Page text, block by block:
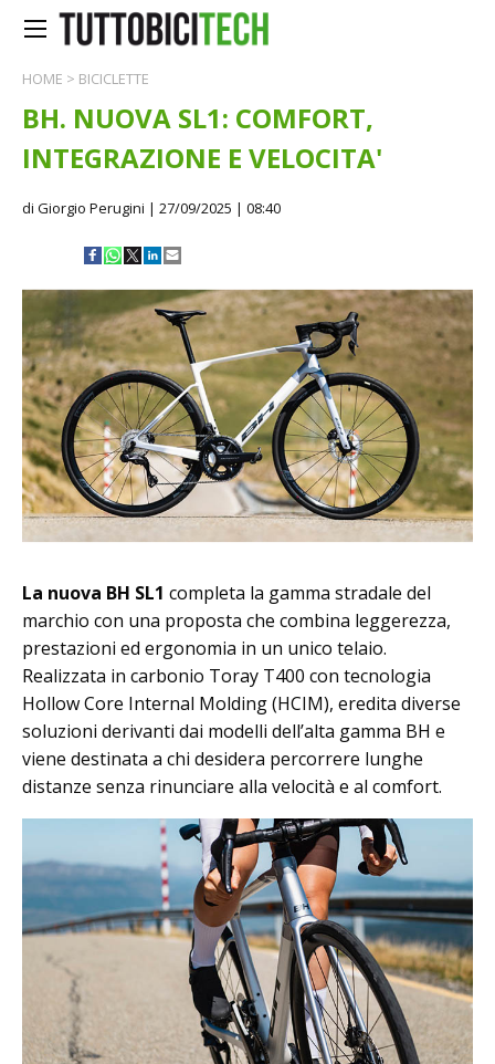
HOME > BICICLETTE
BH. NUOVA SL1: COMFORT,
INTEGRAZIONE E VELOCITA'
di Giorgio Perugini | 27/09/2025 | 08:40
La nuova BH SL1 completa la gamma stradale del
marchio con una proposta che combina leggerezza,
prestazioni ed ergonomia in un unico telaio.
Realizzata in carbonio Toray T400 con tecnologia
Hollow Core Internal Molding (HCIM), eredita diverse
soluzioni derivanti dai modelli dell’alta gamma BH e
viene destinata a chi desidera percorrere lunghe
distanze senza rinunciare alla velocità e al comfort.